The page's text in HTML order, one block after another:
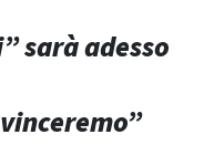
sarà adesso